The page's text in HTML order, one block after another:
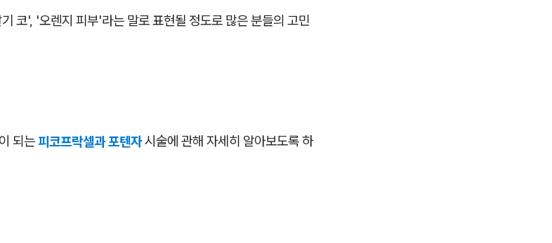
코', '오렌지 피부'라는 말로 표현될 정도로 많은 분들의 고민
되는 피코프락셀과 포텐자시술에 관해 자세히 알아보도록 하